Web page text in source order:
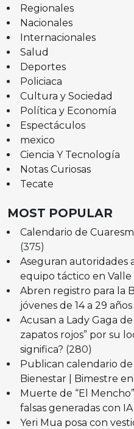
Regionales
Nacionales
Internacionales
Salud
Deportes
Policiaca
Cultura y Sociedad
Política y Economía
Espectáculos
mexico
Ciencia Y Tecnología
Notas Curiosas
Tecate
MOST POPULAR
Calendario de
(375)
Aseguran autoridades
equipo táctico en Valle
Abren registro para la
jóvenes de 14 a 29 años
Acusan a Lady Gaga
zapatos rojos” por su
significa? (280)
Publican calendario
Bienestar | Bimestre
Muerte de “El
falsas generadas con
Yeri Mua posa con